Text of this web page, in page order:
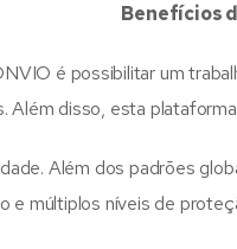
Benefícios
é possibilitar um
Além disso, esta
Além dos padrões
e múltiplos níveis de